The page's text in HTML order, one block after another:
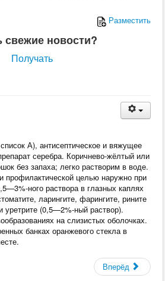
Разместить
свежие новости?
Получать
А), антисептическое и вяжущее
серебра. Коричнево-жёлтый или
без запаха; легко растворим в воде.
профилактической целью наружно при
раствора в глазных каплях
ларингите, фарингите, рините
уретрите (0,5—2%‑ный раствор).
на слизистых оболочках.
банках оранжевого стекла в
Вперёд